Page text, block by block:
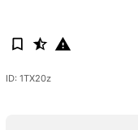
ID: 1TX20z